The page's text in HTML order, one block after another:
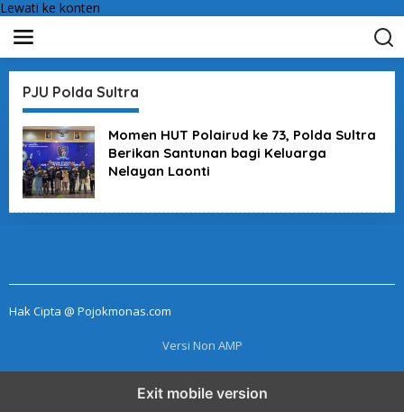
Lewati ke konten
PJU Polda Sultra
Momen HUT Polairud ke 73, Polda Sultra
Berikan Santunan bagi Keluarga
Nelayan Laonti
Hak Cipta @ Pojokmonas.com
Versi Non AMP
Exit mobile version